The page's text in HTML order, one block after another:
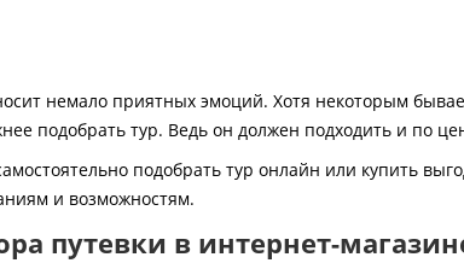
немало приятных эмоций. Хотя некоторым
подобрать тур. Ведь он должен подходить и по
подобрать тур онлайн или купить
и возможностям.
путевки в интернет-